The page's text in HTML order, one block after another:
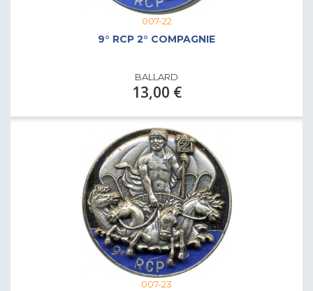
007-22
9° RCP 2° COMPAGNIE
BALLARD
13,00 €
007-23